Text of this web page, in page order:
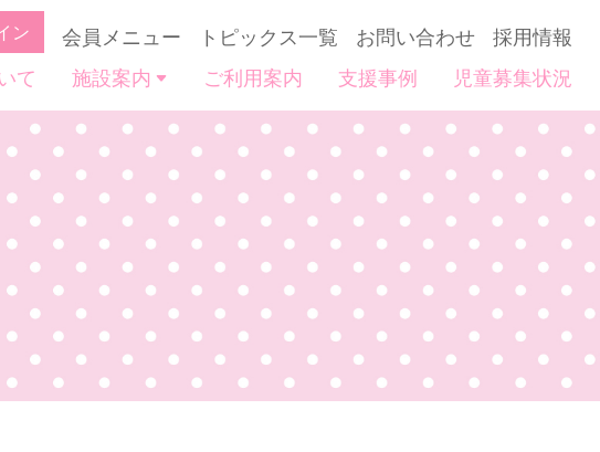
ン 会員メニュー トピックス一覧 お問い合わせ
採用情報
て 施設案内 ご利用案内 支援事例 児童募集状況